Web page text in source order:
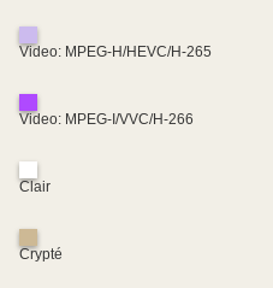
Video: MPEG-H/HEVC/H-265
Video: MPEG-I/VVC/H-266
Clair
Crypté